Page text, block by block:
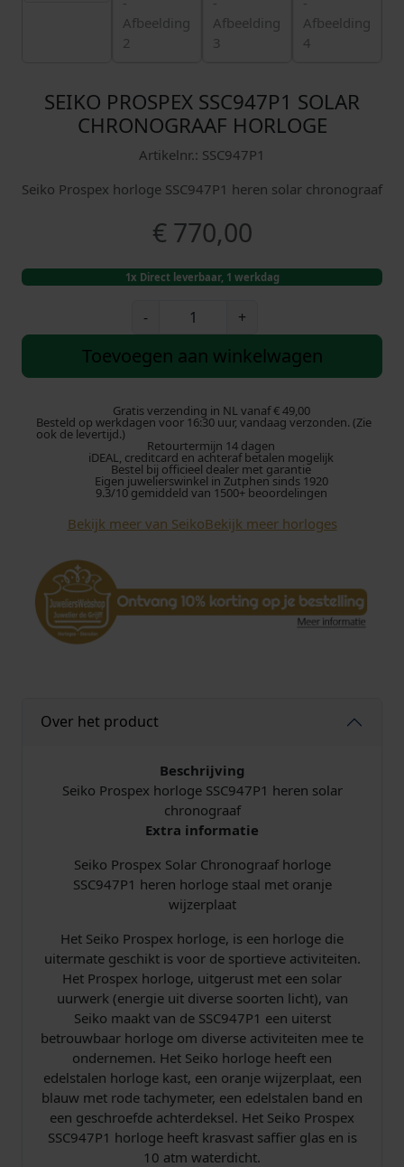
SEIKO PROSPEX SSC947P1 SOLAR
CHRONOGRAAF HORLOGE
Artikelnr.: SSC947P1
Seiko Prospex horloge SSC947P1 heren solar chronograaf
€770,00
1x Direct leverbaar, 1 werkdag
-
P
r
s
p
x
C
9
o
r
o
n
r
a
a
f
H
o
r
l
o
g
e
+
Toevoegen aan winkelwagen
Gratis verzending in NL vanaf € 49,00
Besteld op werkdagen voor 16:30 uur, vandaag verzonden. (Zie
ook de levertijd.)
Retourtermijn 14 dagen
iDEAL, creditcard en achteraf betalen mogelijk
Bestel bij officieel dealer met garantie
Eigen juwelierswinkel in Zutphen sinds 1920
9.3/10 gemiddeld van 1500+ beoordelingen
Bekijk meer van SeikoBekijk meer horloges
Over het product
Beschrijving
Seiko Prospex horloge SSC947P1 heren solar
chronograaf
Extra informatie
Seiko Prospex Solar Chronograaf horloge
SSC947P1 heren horloge staal met oranje
wijzerplaat
Het Seiko Prospex horloge, is een horloge die
uitermate geschikt is voor de sportieve activiteiten.
Het Prospex horloge, uitgerust met een solar
uurwerk (energie uit diverse soorten licht), van
Seiko maakt van de SSC947P1 een uiterst
betrouwbaar horloge om diverse activiteiten mee te
ondernemen. Het Seiko horloge heeft een
edelstalen horloge kast, een oranje wijzerplaat, een
blauw met rode tachymeter, een edelstalen band en
een geschroefde achterdeksel. Het Seiko Prospex
SSC947P1 horloge heeft krasvast saffier glas en is
10 atm waterdicht.